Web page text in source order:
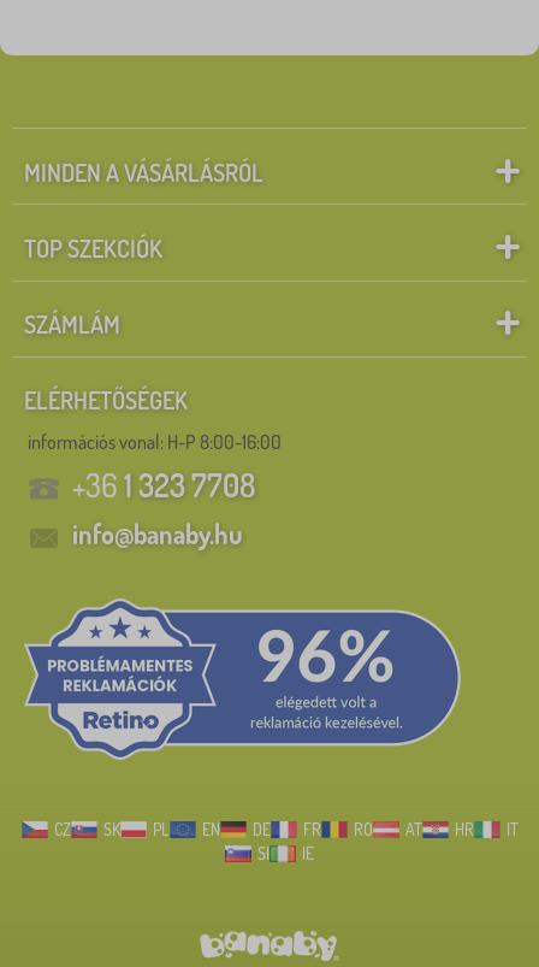
MINDEN A VÁSÁRLÁSRÓL
TOP SZEKCIÓK
SZÁMLÁM
ELÉRHETŐSÉGEK
információs vonal: H-P 8:00-16:00
+361 323 7708
info@banaby.hu
CZ SK PL EN DE FR RO AT HR
IT
SI
IE